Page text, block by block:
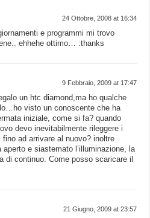
24 Ottobre, 2008 at 16:34
e programmi mi trovo
ehhehe ottimo… :thanks
9 Febbraio, 2009 at 17:47
un htc diamond,ma ho qualche
visto un conoscente che ha
iniziale, come si fa? quando
devo inevitabilmente rileggere i
ad arrivare al nuovo? inoltre
aperto e siastemato l’illuminazione, la
di continuo. Come posso scaricare il
21 Giugno, 2009 at 23:57